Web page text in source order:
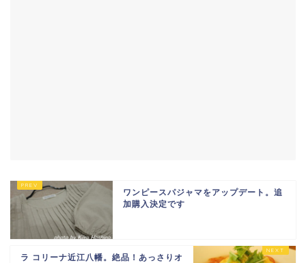
ワンピースパジャマをアップデート。追
加購入決定です
ラ コリーナ近江八幡。絶品！あっさりオ